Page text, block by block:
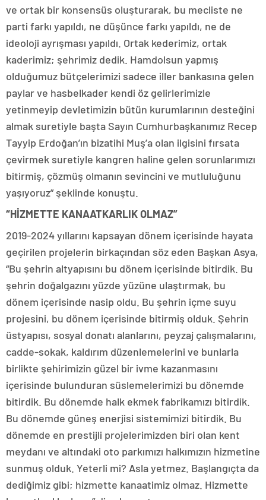
ve ortak bir konsensüs oluşturarak, bu mecliste ne
parti farkı yapıldı, ne düşünce farkı yapıldı, ne de
ideoloji ayrışması yapıldı. Ortak kederimiz, ortak
kaderimiz; şehrimiz dedik. Hamdolsun yapmış
olduğumuz bütçelerimizi sadece iller bankasına gelen
paylar ve hasbelkader kendi öz gelirlerimizle
yetinmeyip devletimizin bütün kurumlarının desteğini
almak suretiyle başta Sayın Cumhurbaşkanımız Recep
Tayyip Erdoğan’ın bizatihi Muş’a olan ilgisini fırsata
çevirmek suretiyle kangren haline gelen sorunlarımızı
bitirmiş, çözmüş olmanın sevincini ve mutluluğunu
yaşıyoruz” şeklinde konuştu.
“HİZMETTE KANAATKARLIK OLMAZ”
2019-2024 yıllarını kapsayan dönem içerisinde hayata
geçirilen projelerin birkaçından söz eden Başkan Asya,
“Bu şehrin altyapısını bu dönem içerisinde bitirdik. Bu
şehrin doğalgazını yüzde yüzüne ulaştırmak, bu
dönem içerisinde nasip oldu. Bu şehrin içme suyu
projesini, bu dönem içerisinde bitirmiş olduk. Şehrin
üstyapısı, sosyal donatı alanlarını, peyzaj çalışmalarını,
cadde-sokak, kaldırım düzenlemelerini ve bunlarla
birlikte şehirimizin güzel bir ivme kazanmasını
içerisinde bulunduran süslemelerimizi bu dönemde
bitirdik. Bu dönemde halk ekmek fabrikamızı bitirdik.
Bu dönemde güneş enerjisi sistemimizi bitirdik. Bu
dönemde en prestijli projelerimizden biri olan kent
meydanı ve altındaki oto parkımızı halkımızın hizmetine
sunmuş olduk. Yeterli mi? Asla yetmez. Başlangıçta da
dediğimiz gibi; hizmette kanaatimiz olmaz. Hizmette